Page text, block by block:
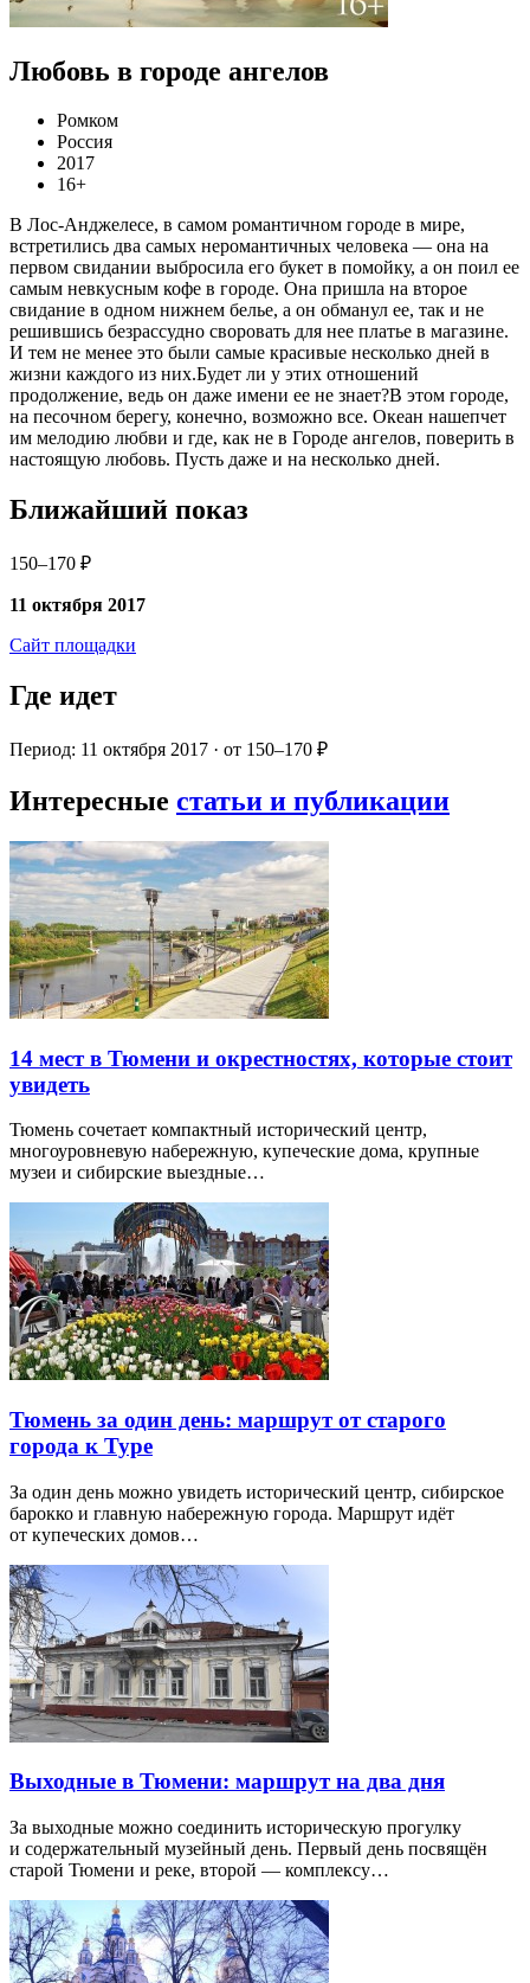
Любовь в городе ангелов
Ромком
Россия
2017
16+
В Лос-Анджелесе, в самом романтичном городе в мире,
встретились два самых неромантичных человека — она на
первом свидании выбросила его букет в помойку, а он поил ее
самым невкусным кофе в городе. Она пришла на второе
свидание в одном нижнем белье, а он обманул ее, так и не
решившись безрассудно своровать для нее платье в магазине.
И тем не менее это были самые красивые несколько дней в
жизни каждого из них.Будет ли у этих отношений
продолжение, ведь он даже имени ее не знает?В этом городе,
на песочном берегу, конечно, возможно все. Океан нашепчет
им мелодию любви и где, как не в Городе ангелов, поверить в
настоящую любовь. Пусть даже и на несколько дней.
Ближайший показ
150–170 ₽
11 октября 2017
Сайт площадки
Где идет
Период: 11 октября 2017 · от 150–170 ₽
Интересные статьи и публикации
14 мест в Тюмени и окрестностях, которые стоит
увидеть
Тюмень сочетает компактный исторический центр,
многоуровневую набережную, купеческие дома, крупные
музеи и сибирские выездные…
Тюмень за один день: маршрут от старого
города к Туре
За один день можно увидеть исторический центр, сибирское
барокко и главную набережную города. Маршрут идёт
от купеческих домов…
Выходные в Тюмени: маршрут на два дня
За выходные можно соединить историческую прогулку
и содержательный музейный день. Первый день посвящён
старой Тюмени и реке, второй — комплексу…